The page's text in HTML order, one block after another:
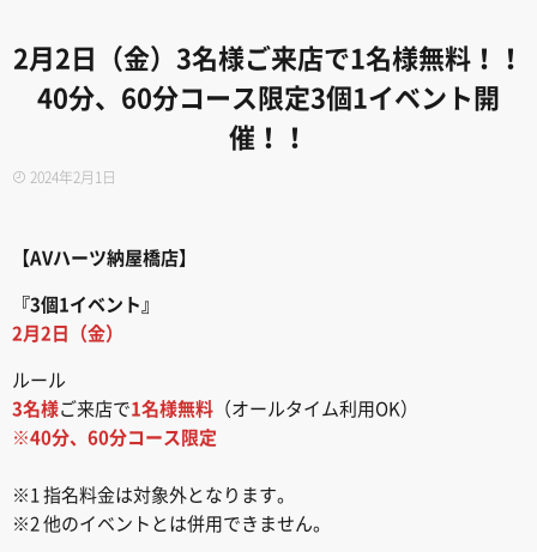
2月2日（金）3名様ご来店で1名様無料！！
40分、60分コース限定3個1イベント開
催！！
2024年2月1日
【AVハーツ納屋橋店】
『3個1イベント』
2月2日（金）
ルール
3名様ご来店で1名様無料 （オールタイム利用OK）
※40分、60分コース限定
※1 指名料金は対象外となります。
※2 他のイベントとは併用できません。